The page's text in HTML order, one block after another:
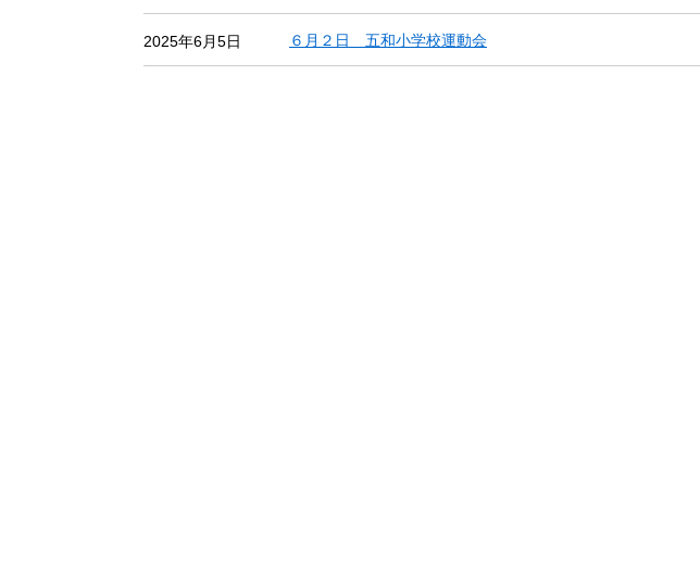
2025年6月5日 ６月２日 五和小学校運動会